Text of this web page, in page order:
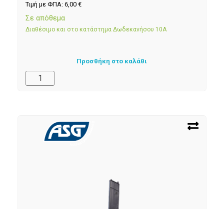
Τιμή με ΦΠΑ: 6,00 €
Σε απόθεμα
Διαθέσιμο και στο κατάστημα Δωδεκανήσου 10Α
Προσθήκη στο καλάθι